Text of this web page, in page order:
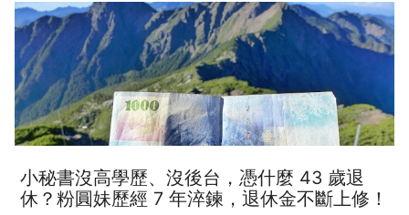
我，應該是有叮嚀 C 君要協助我，但我知道 C 君向來都很自私小氣，
並不樂意提攜後進，所以我客套的說「我有問題，再向您請教」。 授
課不是照本宣科就好，必須思考如何表達，同學們才不會睡著，並且要
融會貫通才不會被考倒。我自己研讀課程內容，不懂之處再找資料，並
請教願意幫助我的同事。在授課的前一天，我特別禮貌的跟 C 君請
益：「我
小秘書沒高學歷、沒後台，憑什麼 43 歲退
休？粉圓妹歷經 7 年淬鍊，退休金不斷上修！